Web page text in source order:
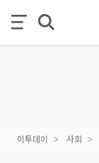
이투데이 사회